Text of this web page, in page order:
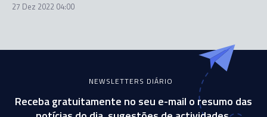
27 Dez 2022 04:00
NEWSLETTERS DIÁRIO
Receba gratuitamente no seu e-mail o resumo das